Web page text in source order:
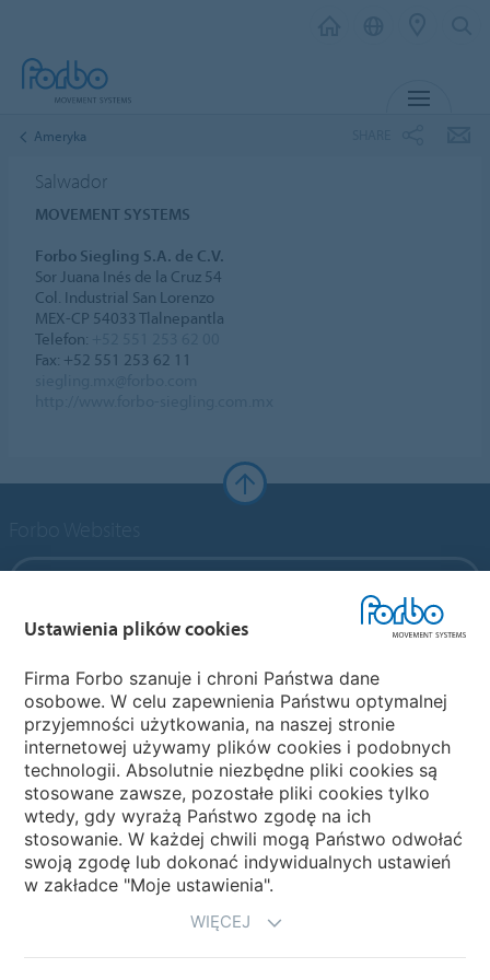
Ameryka
Salwador
MOVEMENT SYSTEMS
Forbo Siegling S.A. de C.V.
Sor Juana Inés de la Cruz 54
Col. Industrial San Lorenzo
MEX-CP 54033 Tlalnepantla
Telefon:
Fax: +52 551 253 62 11
Forbo Flooring Systems
Forbo Movement Systems
Strony krajowe
Wybierz kraj
Ustawienia plików cookies
Firma Forbo szanuje i chroni Państwa dane
osobowe. W celu zapewnienia Państwu optymalnej
przyjemności użytkowania, na naszej stronie
internetowej używamy plików cookies i podobnych
technologii. Absolutnie niezbędne pliki cookies są
stosowane zawsze, pozostałe pliki cookies tylko
wtedy, gdy wyrażą Państwo zgodę na ich
stosowanie. W każdej chwili mogą Państwo odwołać
swoją zgodę lub dokonać indywidualnych ustawień
w zakładce "Moje ustawienia".
WIĘCEJ